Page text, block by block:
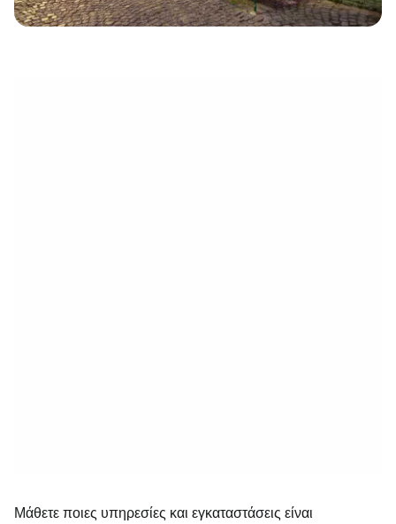
Μάθετε ποιες υπηρεσίες και εγκαταστάσεις είναι